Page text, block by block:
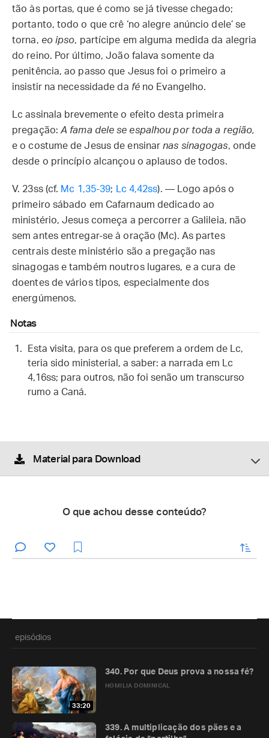
tão às portas, que é como se já tivesse chegado;
portanto, todo o que crê ‘no alegre anúncio dele’ se
torna, eo ipso, partícipe em alguma medida da alegria
do reino. Por último, João falava somente da
penitência, ao passo que Jesus foi o primeiro a
insistir na necessidade da féno Evangelho.
Lc assinala brevemente o efeito desta primeira
pregação: A fama dele se espalhou por toda a região,
e o costume de Jesus de ensinarnas sinagogas, onde
desde o princípio alcançou o aplauso de todos.
V. 23ss (cf. Mc 1,35-39; Lc 4,42ss). — Logo após o
primeiro sábado em Cafarnaum dedicado ao
ministério, Jesus começa a percorrer a Galileia, não
sem antes entregar-se à oração (Mc). As partes
centrais deste ministério são a pregação nas
sinagogas e também noutros lugares, e a cura de
doentes de vários tipos, especialmente dos
energúmenos.
Notas
Esta visita, para os que preferem a ordem de Lc,
teria sido ministerial, a saber: a narrada em Lc
4,16ss; para outros, não foi senão um transcurso
rumo a Caná.
Material para Download
O que achou desse conteúdo?
enviar
episódios
33:20
HOMILIA DOMINICAL
340. Por que Deus prova a nossa fé?
339. A multiplicação dos pães e a